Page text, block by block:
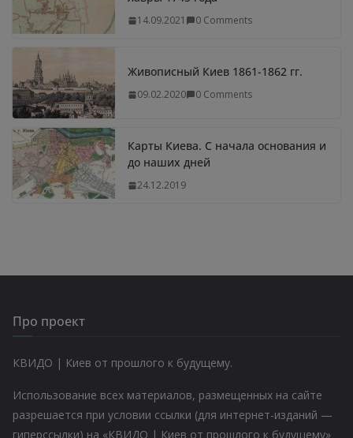
14.09.2021 0 Comments
Живописный Киев 1861-1862 гг.
09.02.2020 0 Comments
Карты Киева. С начала основания и
до наших дней
24.12.2019
Про проект
КВИДО | Киев от прошлого к будущему.
Использование всех материалов, размещенных на сайте
разрешается при условии ссылки (для интернет-изданий —
гиперссылки) на «КВИДО | Киев от прошлого к будущему»